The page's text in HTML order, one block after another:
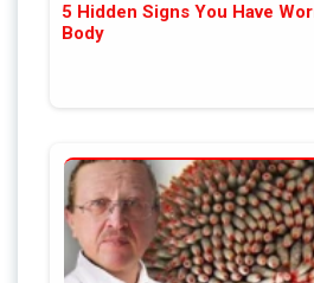
5 Hidden Signs You Have
Body